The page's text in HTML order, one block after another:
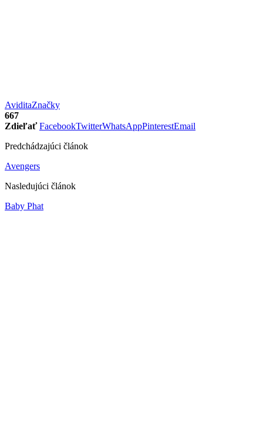
AviditaZnačky
667
Zdieľať FacebookTwitterWhatsAppPinterestEmail
Predchádzajúci článok
Avengers
Nasledujúci článok
Baby Phat